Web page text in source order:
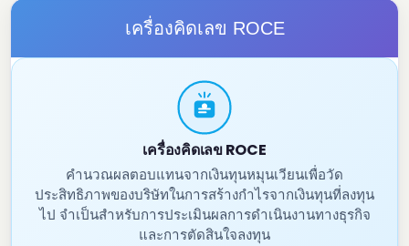
เครื่องคิดเลข ROCE
เครื่องคิดเลข ROCE
คำนวณผลตอบแทนจากเงินทุนหมุนเวียนเพื่อวัด
ประสิทธิภาพของบริษัทในการสร้างกำไรจากเงินทุนที่ลงทุน
ไป จำเป็นสำหรับการประเมินผลการดำเนินงานทางธุรกิจ
และการตัดสินใจลงทุน